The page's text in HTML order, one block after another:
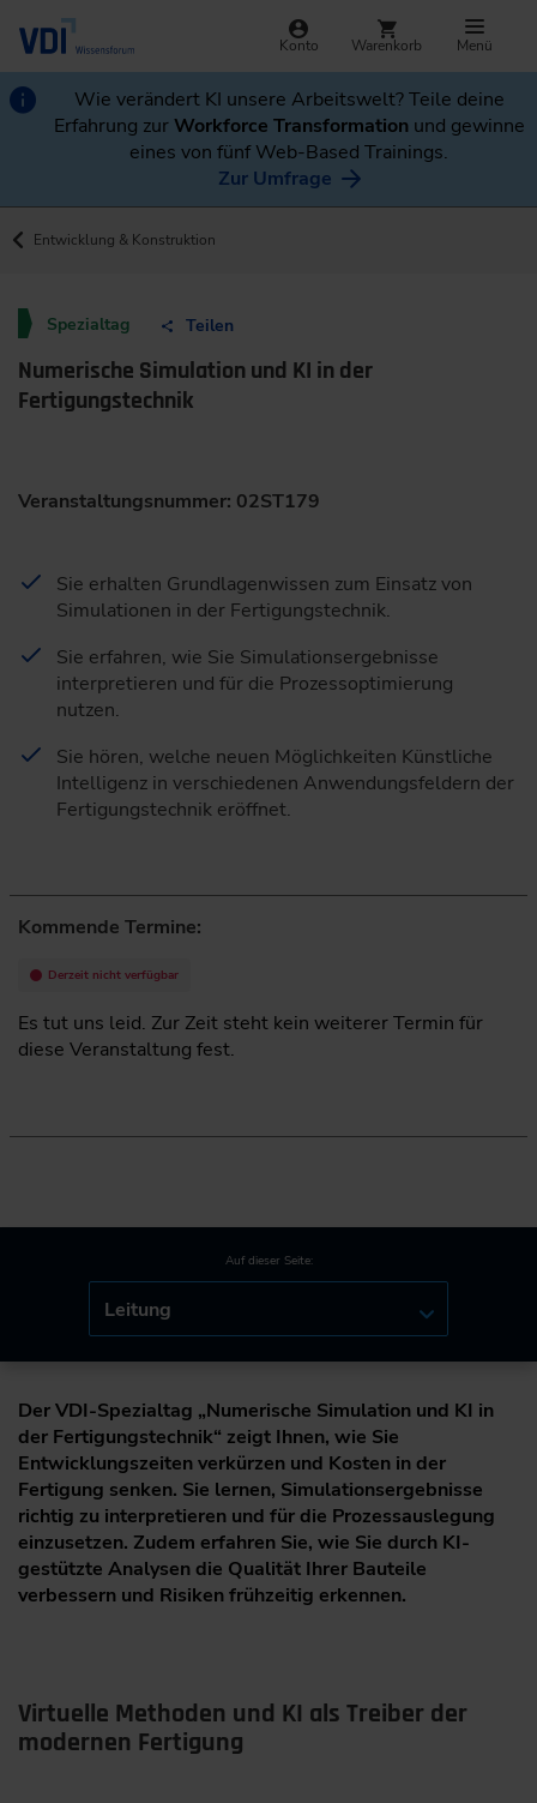
Konto Warenkorb Menü
Wie verändert KI unsere Arbeitswelt? Teile deine
Erfahrung zurWorkforce Transformation und gewinne
eines von fünf Web-Based Trainings.
Zur Umfrage
Entwicklung & Konstruktion
Spezialtag Teilen
Numerische Simulation und KI in der
Fertigungstechnik
Veranstaltungsnummer: 02ST179
Sie erhalten Grundlagenwissen zum Einsatz von
Simulationen in der Fertigungstechnik.
Sie erfahren, wie Sie Simulationsergebnisse
interpretieren und für die Prozessoptimierung
nutzen.
Sie hören, welche neuen Möglichkeiten Künstliche
Intelligenz in verschiedenen Anwendungsfeldern der
Fertigungstechnik eröffnet.
Kommende Termine:
Derzeit nicht verfügbar
Es tut uns leid. Zur Zeit steht kein weiterer Termin für
diese Veranstaltung fest.
Auf dieser Seite:
Leitung
Der VDI-Spezialtag „Numerische Simulation und KI in
der Fertigungstechnik“ zeigt Ihnen, wie Sie
Entwicklungszeiten verkürzen und Kosten in der
Fertigung senken. Sie lernen, Simulationsergebnisse
richtig zu interpretieren und für die Prozessauslegung
einzusetzen. Zudem erfahren Sie, wie Sie durch KI-
gestützte Analysen die Qualität Ihrer Bauteile
verbessern und Risiken frühzeitig erkennen.
Virtuelle Methoden und KI als Treiber der
modernen Fertigung